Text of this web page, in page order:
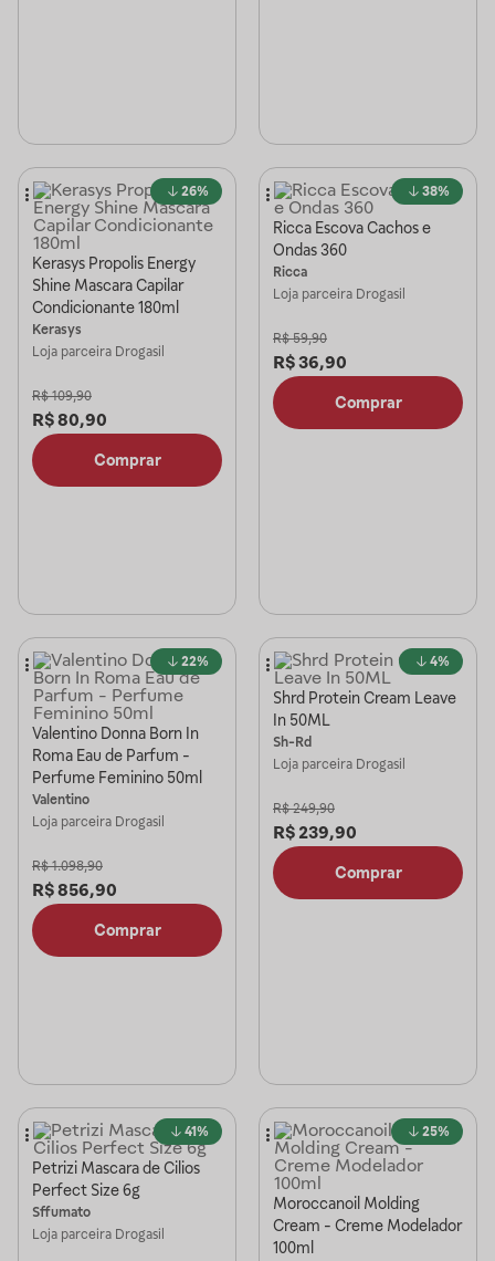
26%
Kerasys Propolis Energy
Shine Mascara Capilar
Condicionante 180ml
Kerasys
Loja parceira Drogasil
R$ 109,90
R$80,90
Comprar
38%
Ricca Escova Cachos e
Ondas 360
Ricca
Loja parceira Drogasil
R$ 59,90
R$36,90
Comprar
22%
Valentino Donna Born In
Roma Eau de Parfum -
Perfume Feminino 50ml
Valentino
Loja parceira Drogasil
R$ 1.098,90
R$856,90
Comprar
4%
Shrd Protein Cream Leave
In 50ML
Sh-Rd
Loja parceira Drogasil
R$ 249,90
R$ 239,90
Comprar
41%
Petrizi Mascara de Cilios
Perfect Size 6g
Sffumato
Loja parceira Drogasil
25%
Moroccanoil Molding
Cream - Creme Modelador
100ml